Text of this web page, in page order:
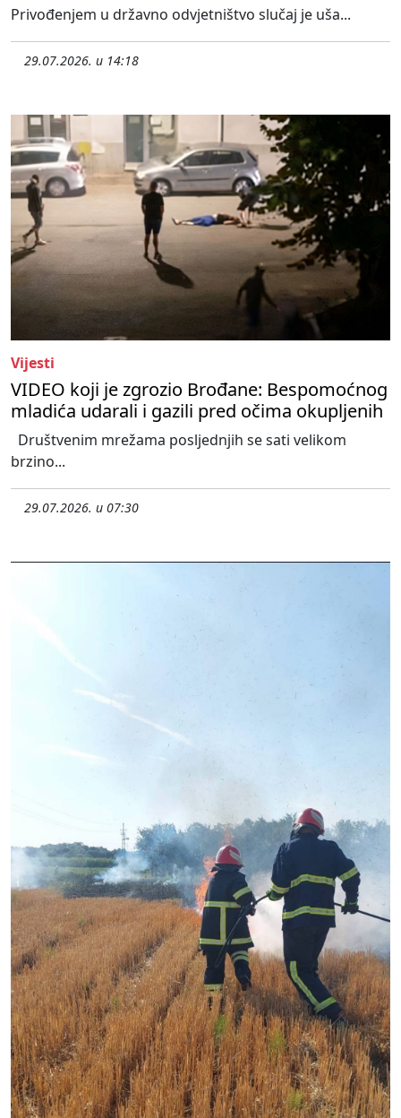
Privođenjem u državno odvjetništvo slučaj je uša...
29.07.2026. u 14:18
Vijesti
VIDEO koji je zgrozio Brođane: Bespomoćnog
mladića udarali i gazili pred očima okupljenih
Društvenim mrežama posljednjih se sati velikom
brzino...
29.07.2026. u 07:30